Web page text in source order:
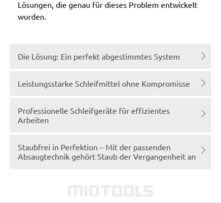
Lösungen, die genau für dieses Problem entwickelt
wurden.
Die Lösung: Ein perfekt abgestimmtes System
Leistungsstarke Schleifmittel ohne Kompromisse
Professionelle Schleifgeräte für effizientes
Arbeiten
Staubfrei in Perfektion – Mit der passenden
Absaugtechnik gehört Staub der Vergangenheit an